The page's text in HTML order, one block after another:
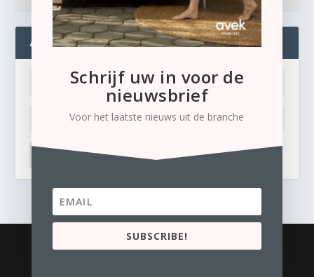
ADMIN
Ik ben mijn wachtwoord kwijt
Business Content Media
Schrijf uw in voor de
nieuwsbrief
Voor het laatste nieuws uit de branche
SUBSCRIBE!